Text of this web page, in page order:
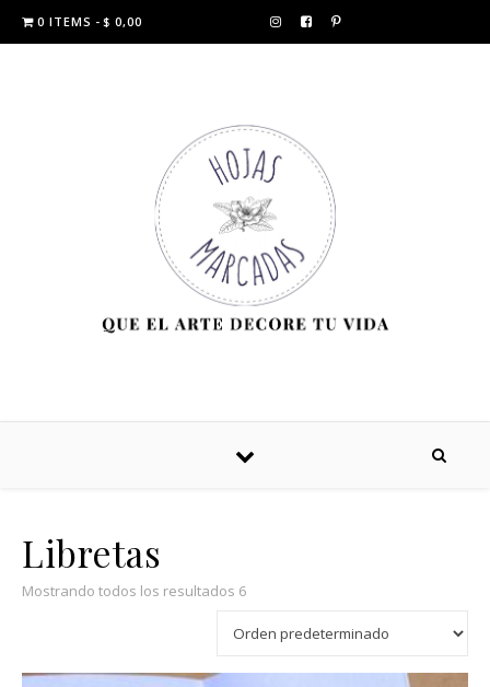
0 ITEMS $ 0,00
Libretas
Mostrando todos los resultados 6